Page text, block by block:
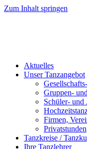
Zum Inhalt springen
Aktuelles
Unser Tanzangebot
Gruppen-
Schüler- und
Firmen,
Privatstunden
Tanzkreise /
Ihre Tanzlehrer